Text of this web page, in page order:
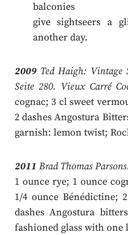
balconies
give sightseers a
another day.
2009Ted Haigh: Vintage
Seite 280. Vieux Carré
cognac; 3 cl sweet
2 dashes Angostura
garnish: lemon twist;
2011 Brad Thomas
1 ounce rye; 1 ounce
1/4 ounce Bénédictine;
dashes Angostura
fashioned glass with one